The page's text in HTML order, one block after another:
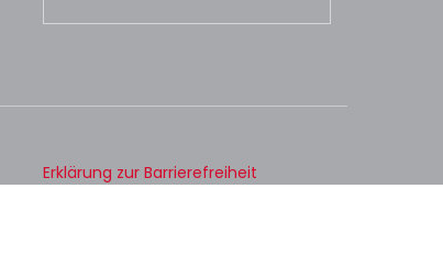
Erklärung zur Barrierefreiheit